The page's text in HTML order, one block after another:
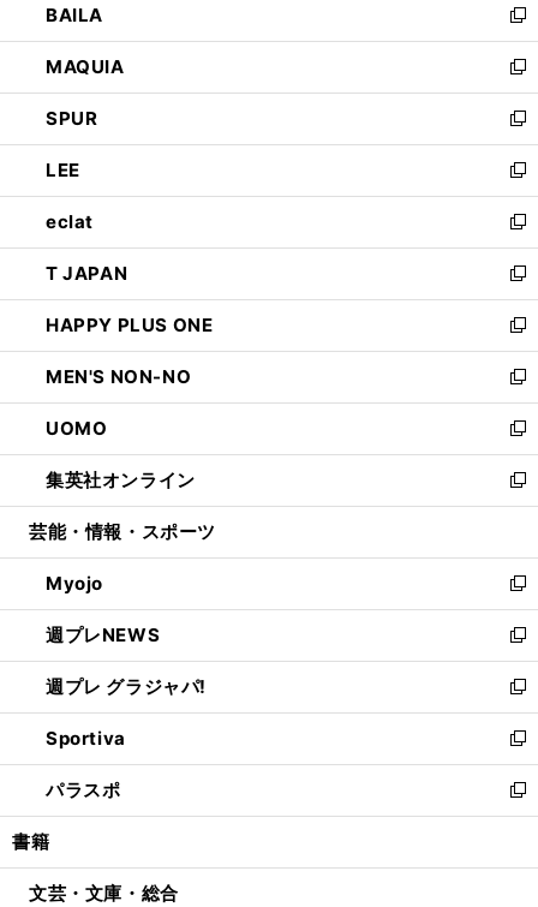
く
ィ
ン
ド
ウ
で
開
く
い
ウ
ィ
ン
ド
ウ
で
開
く
BAILA
新
し
い
ウ
ィ
ン
ド
ウ
で
開
く
MAQUIA
新
し
い
ウ
ィ
ン
ド
ウ
で
開
く
SPUR
新
し
い
ウ
ィ
ン
ド
ウ
で
開
く
LEE
新
し
い
ウ
ィ
ン
ド
ウ
で
開
く
eclat
新
し
い
ウ
ィ
ン
ド
ウ
で
開
く
T JAPAN
新
し
い
ウ
ィ
ン
ド
ウ
で
開
HAPPY PLUS ONE
新
し
い
ウ
ィ
ン
ド
ウ
開
く
MEN'S NON-NO
新
し
い
ウ
ィ
ン
ウ
で
開
く
UOMO
新
し
い
ウ
ン
ド
ウ
で
開
く
集英社オンライン
新
し
ウ
ィ
ン
ド
ウ
で
開
く
芸能・情報・スポーツ
Myojo
新
し
い
ウ
ィ
ン
ド
ウ
で
開
週プレNEWS
新
し
い
ウ
ィ
ン
ド
ウ
開
週プレ グラジャパ!
新
し
い
ウ
ィ
ン
ウ
Sportiva
新
し
い
ウ
ン
パラスポ
新
し
ウ
書籍
文芸・文庫・総合